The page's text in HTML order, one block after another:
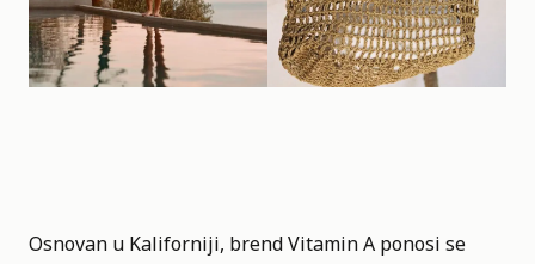
Osnovan u Kaliforniji, brend Vitamin A ponosi se